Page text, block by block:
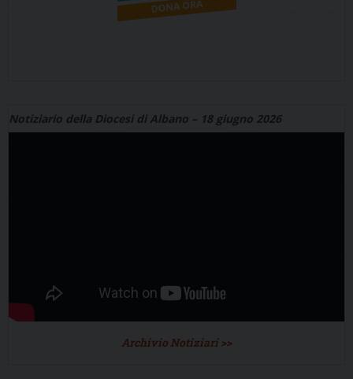
Notiziario della Diocesi di Albano – 18 giugno 2026
Archivio Notiziari >>